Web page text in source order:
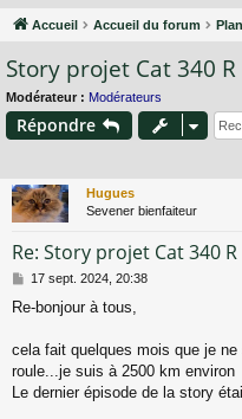
co
ur
ci
Accueil Accueil du forum
Story projet Cat 340 R
Modérateur : Modérateurs
Répondre
Hugues
Sevener bienfaiteur
Re: Story projet Cat 340 R
M
s
a
g
17 sept. 2024, 20:38
Re-bonjour à tous,
cela fait quelques mois que je
roule...je suis à 2500 km environ
Le dernier épisode de la story